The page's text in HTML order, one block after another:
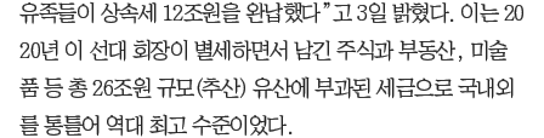
유족들이 상속세 12조원을 완납했다”고 3일 밝혔다. 이는 20
20년 이 선대 회장이 별세하면서 남긴 주식과 부동산, 미술
품 등 총 26조원 규모(추산) 유산에 부과된 세금으로 국내외
를 통틀어 역대 최고 수준이었다.